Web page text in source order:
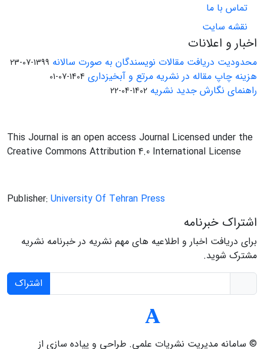
تماس با ما
نقشه سایت
اخبار و اعلانات
محدودیت دریافت مقالات نویسندگان به صورت سالانه 1399-07-23
هزینه چاپ مقاله در نشریه مرتع و آبخیزداری 1404-07-01
راهنمای نگارش جدید نشریه 1402-04-22
This Journal is an open access Journal Licensed under the
Creative Commons Attribution 4.0 International License
Publisher: University Of Tehran Press
اشتراک خبرنامه
برای دریافت اخبار و اطلاعیه های مهم نشریه در خبرنامه نشریه
مشترک شوید.
اشتراک
© سامانه مدیریت نشریات علمی. طراحی و پیاده سازی از